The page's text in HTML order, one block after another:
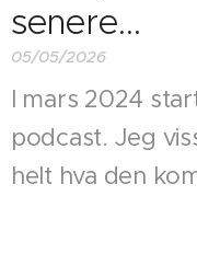
senere...
05/05/2026
I mars 2024
podcast. Jeg
helt hva den